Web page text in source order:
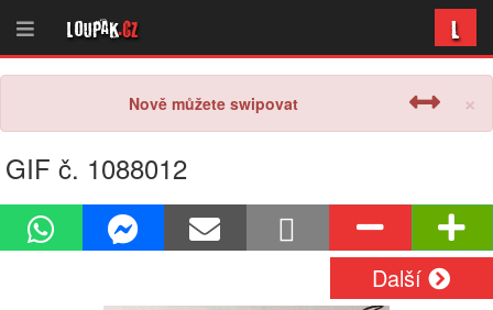
Loupak.cz L
×
Nově můžete swipovat
GIF č. 1088012
Další